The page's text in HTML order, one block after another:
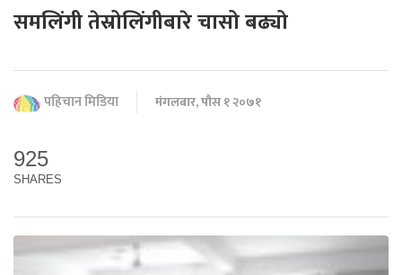
समलिंगी तेस्रोलिंगीबारे चासो बढ्यो
पहिचान मिडिया मंगलबार, पौस १ २०७१
925
SHARES